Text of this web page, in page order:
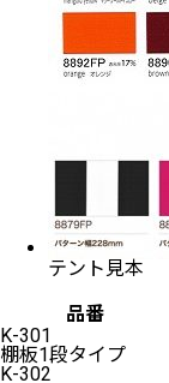
テント見本
品番
K-301
棚板1段タイプ
K-302